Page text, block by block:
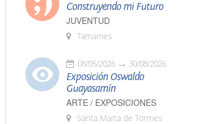
Construyendo mi Futuro
JUVENTUD
Tamames
08/05/2026 30/08/2026
Exposición Oswaldo
Guayasamín
ARTE / EXPOSICIONES
Santa Marta de Tormes